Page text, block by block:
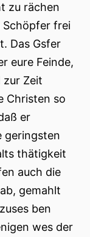
zu rächen
Schöpfer frei
Das Gsfer
eure Feinde,
zur Zeit
Christen so
er
geringsten
thätigkeit
auch die
gemahlt
ben
wes der